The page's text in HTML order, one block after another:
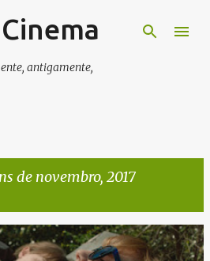
o conteúdo principal
antigamente,
de novembro, 2017